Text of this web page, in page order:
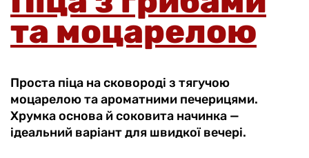
та моцарелою
Проста піца на сковороді з тягучою
моцарелою та ароматними печерицями.
Хрумка основа й соковита начинка —
ідеальний варіант для швидкої вечері.